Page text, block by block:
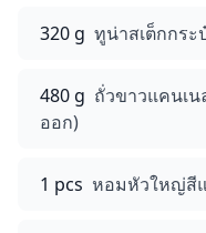
320 g ทูน่าสเต็กกระ
480 g ถั่วขาวแคนเน
ออก)
1 pcs หอมหัวใหญ่สีแ